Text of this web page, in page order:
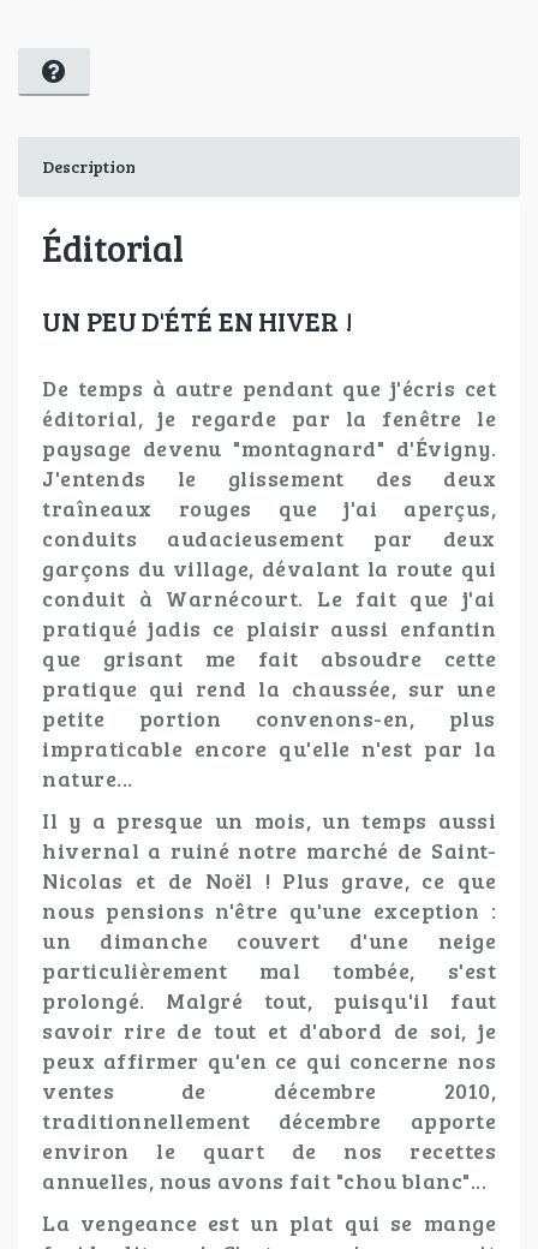
Description
Éditorial
UN PEU D'ÉTÉ EN HIVER !
De temps à autre pendant que j'écris cet
éditorial, je regarde par la fenêtre le
paysage devenu "montagnard" d'Évigny.
J'entends le glissement des deux
traîneaux rouges que j'ai aperçus,
conduits audacieusement par deux
garçons du village, dévalant la route qui
conduit à Warnécourt. Le fait que j'ai
pratiqué jadis ce plaisir aussi enfantin
que grisant me fait absoudre cette
pratique qui rend la chaussée, sur une
petite portion convenons-en, plus
impraticable encore qu'elle n'est par la
nature...
Il y a presque un mois, un temps aussi
hivernal a ruiné notre marché de Saint-
Nicolas et de Noël ! Plus grave, ce que
nous pensions n'être qu'une exception :
un dimanche couvert d'une neige
particulièrement mal tombée, s'est
prolongé. Malgré tout, puisqu'il faut
savoir rire de tout et d'abord de soi, je
peux affirmer qu'en ce qui concerne nos
ventes de décembre 2010,
traditionnellement décembre apporte
environ le quart de nos recettes
annuelles, nous avons fait "chou blanc"...
La vengeance est un plat qui se mange